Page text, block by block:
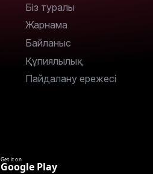
Біз туралы
Жарнама
Байланыс
Құпиялылық
Пайдалану ережесі
Get it on
Google Play